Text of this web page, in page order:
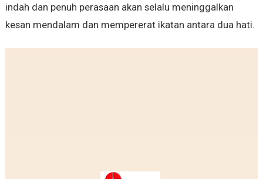
indah dan penuh perasaan akan selalu meninggalkan
kesan mendalam dan mempererat ikatan antara dua hati.